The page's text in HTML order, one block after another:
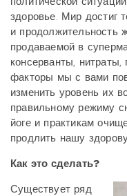
здоровье. Мир достиг
и продолжительность
продаваемой в
консерванты,
факторы мы с вами
изменить уровень их
правильному режиму
йоге и практикам
продлить нашу
Как это сделать?
Существует ряд